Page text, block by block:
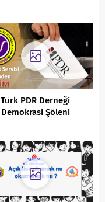
Türk PDR Derneği
Demokrasi Şöleni